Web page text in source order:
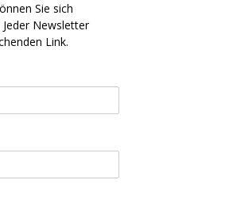
Sie sich
Newsletter
Link.